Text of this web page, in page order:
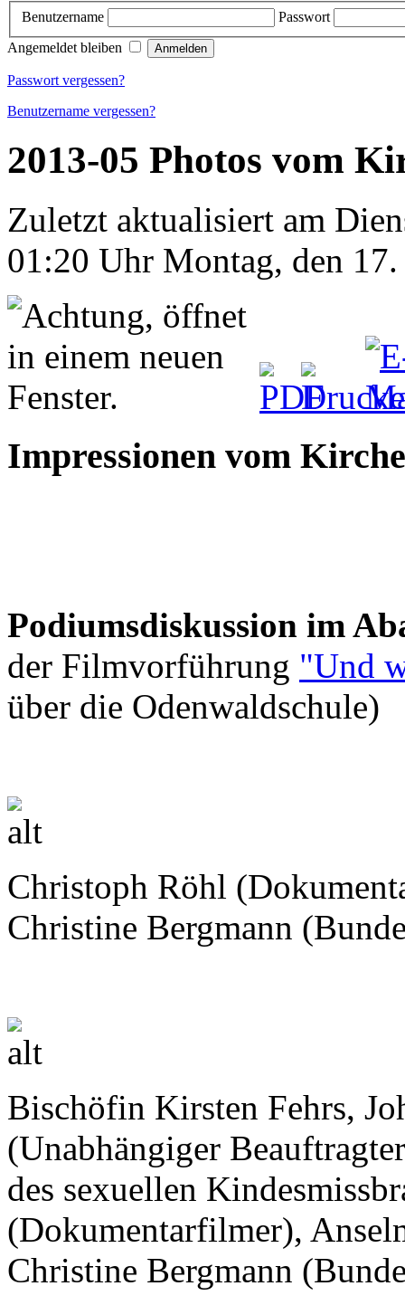
Benutzername
Passwort
Angemeldet bleiben
Passwort vergessen?
Benutzername vergessen?
2013-05 Photos vom
Zuletzt aktualisiert am
01:20 Uhr Montag, den
Impressionen vom
Podiumsdiskussion im
der Filmvorführung "Und
über die Odenwaldschule)
Christoph Röhl
Christine Bergmann
Bischöfin Kirsten Fehrs,
(Unabhängiger
des sexuellen
(Dokumentarfilmer),
Christine Bergmann